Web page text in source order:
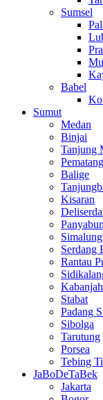
Sumsel
Babel
Sumut
Medan
Binjai
Tanjung
Balige
Kisaran
Serdang
Rantau
Stabat
Padang
Sibolga
Tarutung
Porsea
Tebing
JaBoDeTaBek
Jakarta